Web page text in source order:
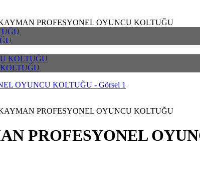
PROFESYONEL OYUNCU KOLTUĞU
PROFESYONEL OYUNCU KOLTUĞU
PROFESYONEL